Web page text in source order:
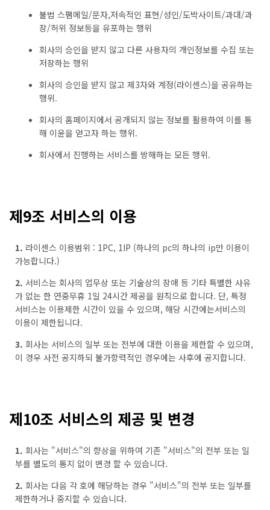
불법 스팸메일/문자,저속적인 표현/성인/도박사이트/과대/과
장/허위 정보등을 유포하는 행위
회사의 승인을 받지 않고 다른 사용자의 개인정보를 수집 또는
저장하는 행위
회사의 승인을 받지 않고 제3자와 계정(라이센스)을 공유하는
행위.
회사의 홈페이지에서 공개되지 않는 정보를 활용하여 이를 통
해 이윤을 얻고자 하는 행위.
회사에서 진행하는 서비스를 방해하는 모든 행위.
제9조 서비스의 이용
1. 라이센스 이용범위 : 1PC, 1IP (하나의 pc의 하나의 ip만 이용이
가능합니다.)
2. 서비스는 회사의 업무상 또는 기술상의 장애 등 기타 특별한 사유
가 없는 한 연중무휴 1일 24시간 제공을 원칙으로 합니다. 단, 특정
서비스는 이용제한 시간이 있을 수 있으며, 해당 시간에는서비스의
이용이 제한됩니다.
3. 회사는 서비스의 일부 또는 전부에 대한 이용을 제한할 수 있으며,
이 경우 사전 공지하되 불가항력적인 경우에는 사후에 공지합니다.
제10조 서비스의 제공 및 변경
1. 회사는 "서비스"의 향상을 위하여 기존 "서비스"의 전부 또는 일
부를 별도의 통지 없이 변경 할 수 있습니다.
2. 회사는 다음 각 호에 해당하는 경우 "서비스"의 전부 또는 일부를
제한하거나 중지할 수 있습니다.